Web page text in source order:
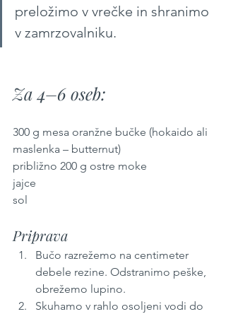
preložimo v vrečke in shranimo
v zamrzovalniku.
Za 4–6 oseb:
300 g mesa oranžne bučke (hokaido ali
maslenka – butternut)
približno 200 g ostre moke
jajce
sol
Priprava
Bučo razrežemo na centimeter
debele rezine. Odstranimo peške,
obrežemo lupino.
Skuhamo v rahlo osoljeni vodi do